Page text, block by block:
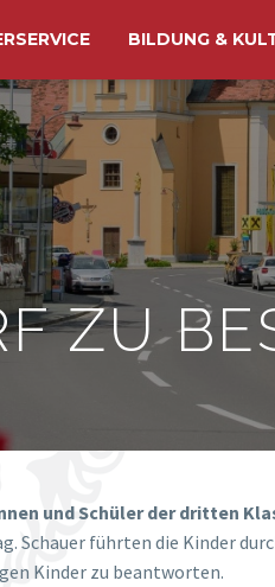
BILDUNG &
ZU
und Schüler der dritten
Schauer führten die Kinder
Kinder zu beantworten.